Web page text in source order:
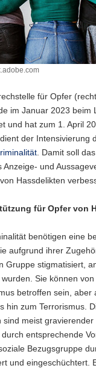
für Opfer
im Januar 2023 beim
und hat zum 1. April
der Intensivierung
. Damit soll
Anzeige- und
Hassdelikten
für Opfer von
benötigen eine
aufgrund ihrer
Gruppe stigmatisiert,
Sie können
betroffen sein, aber
hin zum Terrorismus.
sind meist
entsprechende
Bezugsgruppe
und eingeschüchtert.